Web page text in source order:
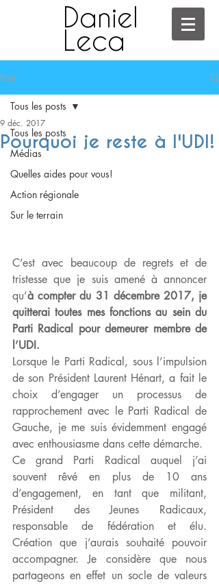
Daniel
Leca
Post
Tous les posts
Médias
Quelles aides pour vous!
Action régionale
Sur le terrain
Tous les posts
Pourquoi je reste à l'UDI!
9 déc. 2017
C’est avec beaucoup de regrets et de
tristesse que je suis amené à annoncer
qu’à compter du 31 décembre 2017, je
quitterai toutes mes fonctions au sein du
Parti Radical pour demeurer membre de
l’UDI.
Lorsque le Parti Radical, sous l’impulsion
de son Président Laurent Hénart, a fait le
choix d’engager un processus de
rapprochement avec le Parti Radical de
Gauche, je me suis évidemment engagé
avec enthousiasme dans cette démarche.
Ce grand Parti Radical auquel j’ai
souvent rêvé en plus de 10 ans
d’engagement, en tant que militant,
Président des Jeunes Radicaux,
responsable de fédération et élu.
Création que j’aurais souhaité pouvoir
accompagner. Je considère que nous
partageons en effet un socle de valeurs